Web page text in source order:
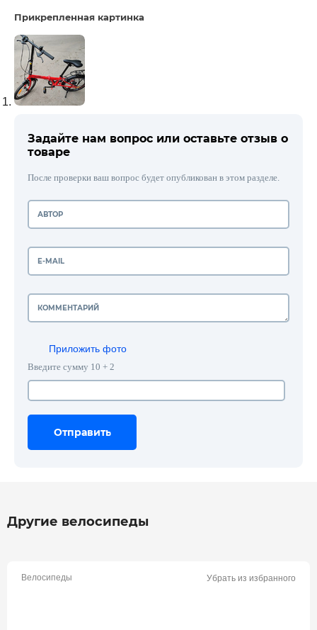
Прикрепленная картинка
Задайте нам вопрос или оставьте отзыв о
товаре
После проверки ваш вопрос будет опубликован в этом разделе.
Приложить фото
Введите сумму 10 + 2
Отправить
Отправить
Отправить
Другие велосипеды
Велосипеды Убрать из избранного